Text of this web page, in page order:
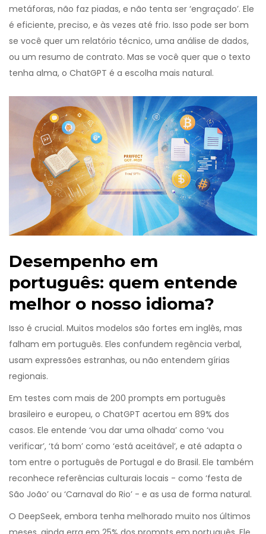
metáforas, não faz piadas, e não tenta ser ‘engraçado’. Ele
é eficiente, preciso, e às vezes até frio. Isso pode ser bom
se você quer um relatório técnico, uma análise de dados,
ou um resumo de contrato. Mas se você quer que o texto
tenha alma, o ChatGPT é a escolha mais natural.
Desempenho em
português: quem entende
melhor o nosso idioma?
Isso é crucial. Muitos modelos são fortes em inglês, mas
falham em português. Eles confundem regência verbal,
usam expressões estranhas, ou não entendem gírias
regionais.
Em testes com mais de 200 prompts em português
brasileiro e europeu, o ChatGPT acertou em 89% dos
casos. Ele entende ‘vou dar uma olhada’ como ‘vou
verificar’, ‘tá bom’ como ‘está aceitável’, e até adapta o
tom entre o português de Portugal e do Brasil. Ele também
reconhece referências culturais locais - como ‘festa de
São João’ ou ‘Carnaval do Rio’ - e as usa de forma natural.
O DeepSeek, embora tenha melhorado muito nos últimos